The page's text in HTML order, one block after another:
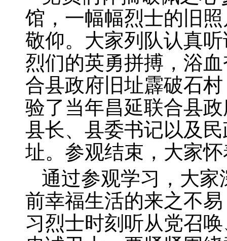
馆，一幅幅烈士的旧
敬仰。大家列队认真
烈们的英勇拼搏，浴
合县政府旧址霹破石
验了当年昌延联合县
县长、县委书记以及
址。参观结束，大家
通过参观学习，大
前幸福生活的来之不
习烈士时刻听从党召